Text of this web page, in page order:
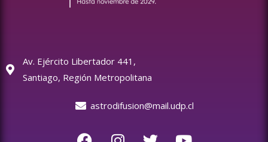
Av. Ejército Libertador 441,
Santiago, Región Metropolitana
astrodifusion@mail.udp.cl